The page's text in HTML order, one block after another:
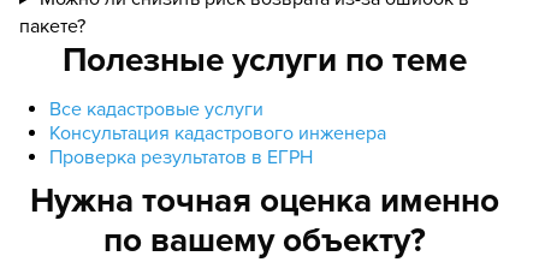
пакете?
Полезные услуги по теме
Все кадастровые услуги
Консультация кадастрового инженера
Проверка результатов в ЕГРН
Нужна точная оценка именно
по вашему объекту?